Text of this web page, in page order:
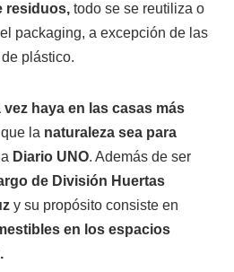
residuos, todo se se reutiliza o
packaging, a excepción de las
plástico.
haya en las casas más
la naturaleza sea para
Diario UNO. Además de ser
de División Huertas
y su propósito consiste en
en los espacios